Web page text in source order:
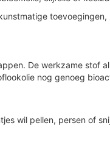
De werkzame stof
nog genoeg
wil pellen, persen of